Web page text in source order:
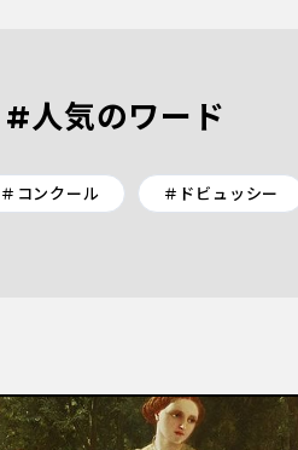
#人気のワード
＃コンクール ＃ドビュッシー